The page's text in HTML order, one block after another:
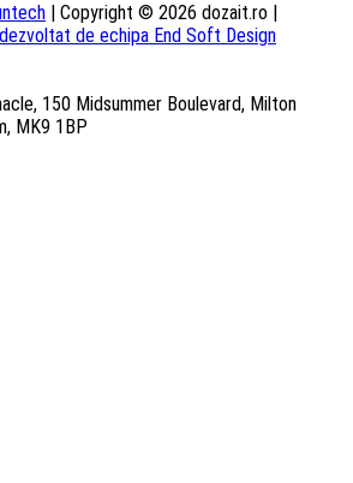
| Copyright © 2026 dozait.ro |
dezvoltat de echipa End Soft Design
150 Midsummer Boulevard, Milton
MK9 1BP